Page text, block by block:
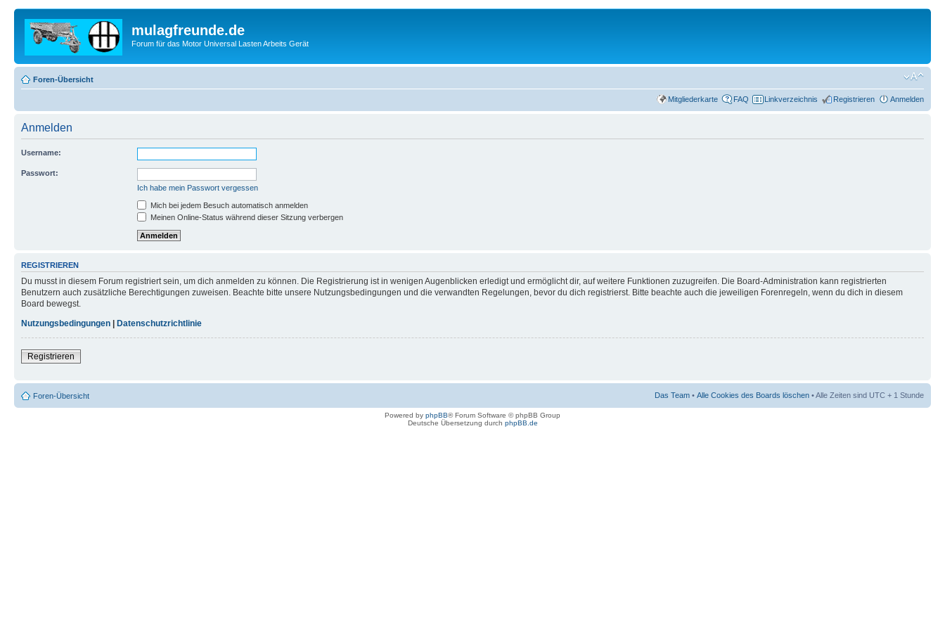
mulagfreunde.de
Forum für das Motor Universal Lasten Arbeits Gerät
Foren-Übersicht
Mitgliederkarte FAQ Linkverzeichnis Registrieren Anmelden
Anmelden
Username:
Passwort:
Ich habe mein Passwort vergessen
Mich bei jedem Besuch automatisch anmelden
Meinen Online-Status während dieser Sitzung verbergen
REGISTRIEREN
Du musst in diesem Forum registriert sein, um dich anmelden zu können. Die Registrierung ist in wenigen Augenblicken erledigt und ermöglicht dir, auf weitere Funktionen zuzugreifen. Die Board-Administration kann registrierten
Benutzern auch zusätzliche Berechtigungen zuweisen. Beachte bitte unsere Nutzungsbedingungen und die verwandten Regelungen, bevor du dich registrierst. Bitte beachte auch die jeweiligen Forenregeln, wenn du dich in diesem
Board bewegst.
Nutzungsbedingungen
Datenschutzrichtlinie
Registrieren
Foren-Übersicht Das Team • Alle Cookies des Boards löschen • Alle Zeiten sind UTC + 1 Stunde
Powered by phpBB® Forum Software © phpBB Group
Deutsche Übersetzung durch phpBB.de